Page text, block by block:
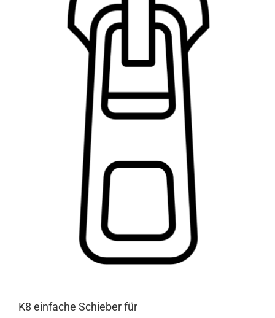
K8 einfache Schieber für